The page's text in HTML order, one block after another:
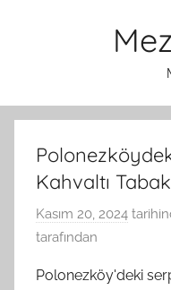
Kahvaltı
Kasım 20, 2024
tarafından
Polonezköy'deki